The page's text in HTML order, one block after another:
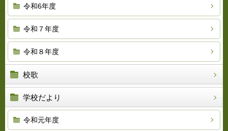
令和6年度
令和７年度
令和８年度
校歌
学校だより
令和元年度